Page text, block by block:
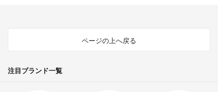
ページの上へ戻る
注目ブランド一覧